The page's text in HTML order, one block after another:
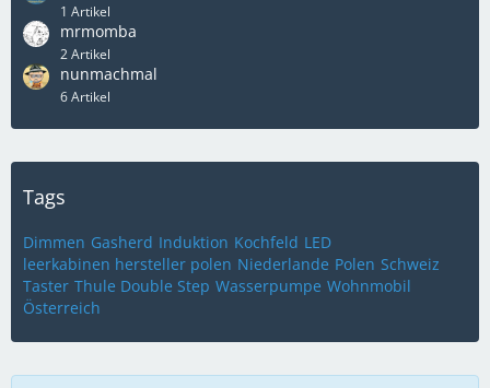
1 Artikel
mrmomba
2 Artikel
nunmachmal
6 Artikel
Tags
Dimmen Gasherd Induktion Kochfeld LED
leerkabinen hersteller polen Niederlande Polen Schweiz
Taster Thule Double Step Wasserpumpe Wohnmobil
Österreich